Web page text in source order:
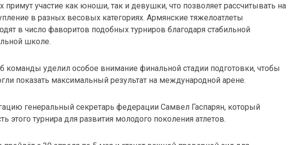
примут участие как юноши, так и девушки, что позволяет рассчитывать на
в разных весовых категориях. Армянские тяжелоатлеты
в число фаворитов подобных турниров благодаря стабильной
школе.
команды уделил особое внимание финальной стадии подготовки, чтобы
показать максимальный результат на международной арене.
генеральный секретарь федерации Самвел Гаспарян, который
этого турнира для развития молодого поколения атлетов.